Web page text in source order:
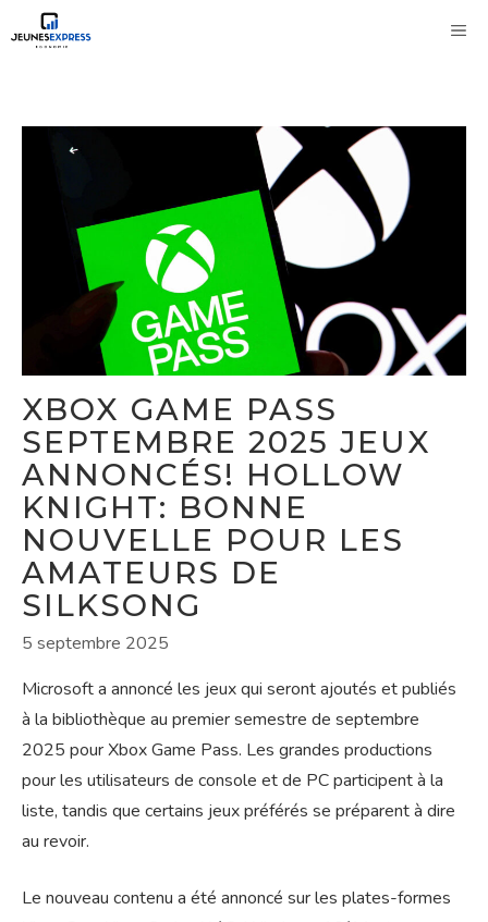
au
XBOX GAME PASS
SEPTEMBRE 2025 JEUX
ANNONCÉS! HOLLOW
KNIGHT: BONNE
NOUVELLE POUR LES
AMATEURS DE
SILKSONG
5 septembre 2025
Microsoft a annoncé les jeux qui seront ajoutés et publiés
à la bibliothèque au premier semestre de septembre
2025 pour Xbox Game Pass. Les grandes productions
pour les utilisateurs de console et de PC participent à la
liste, tandis que certains jeux préférés se préparent à dire
au revoir.
Le nouveau contenu a été annoncé sur les plates-formes